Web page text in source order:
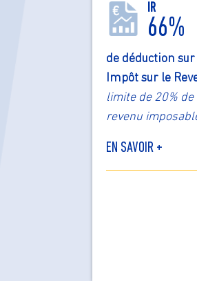
IR
66%
de déduction
Impôt sur le
limite de 20% de
revenu
EN SAVOIR +